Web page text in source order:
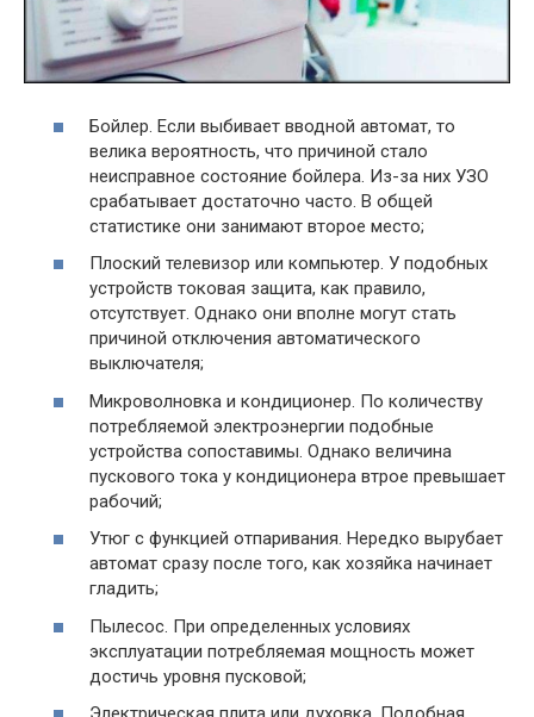
Бойлер. Если выбивает вводной автомат, то
велика вероятность, что причиной стало
неисправное состояние бойлера. Из-за них УЗО
срабатывает достаточно часто. В общей
статистике они занимают второе место;
Плоский телевизор или компьютер. У подобных
устройств токовая защита, как правило,
отсутствует. Однако они вполне могут стать
причиной отключения автоматического
выключателя;
Микроволновка и кондиционер. По количеству
потребляемой электроэнергии подобные
устройства сопоставимы. Однако величина
пускового тока у кондиционера втрое превышает
рабочий;
Утюг с функцией отпаривания. Нередко вырубает
автомат сразу после того, как хозяйка начинает
гладить;
Пылесос. При определенных условиях
эксплуатации потребляемая мощность может
достичь уровня пусковой;